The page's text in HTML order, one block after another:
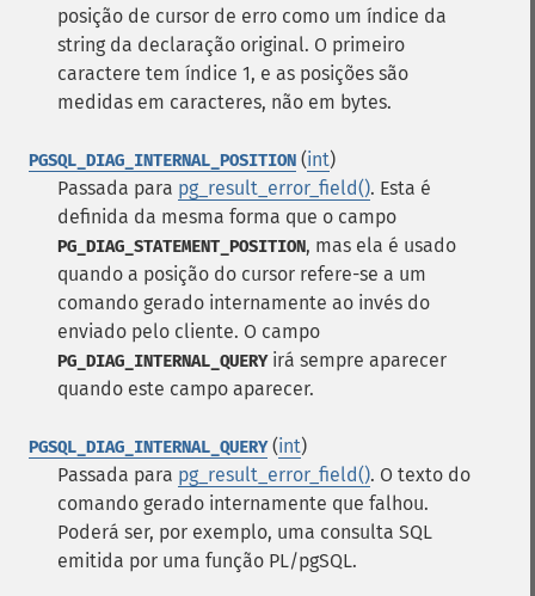
posição de cursor de erro como um índice da
string da declaração original. O primeiro
caractere tem índice 1, e as posições são
medidas em caracteres, não em bytes.
PGSQL_DIAG_INTERNAL_POSITION (int)
Passada para pg_result_error_field(). Esta é
definida da mesma forma que o campo
PG_DIAG_STATEMENT_POSITION, mas ela é usado
quando a posição do cursor refere-se a um
comando gerado internamente ao invés do
enviado pelo cliente. O campo
PG_DIAG_INTERNAL_QUERYirá sempre aparecer
quando este campo aparecer.
PGSQL_DIAG_INTERNAL_QUERY(int)
Passada para pg_result_error_field(). O texto do
comando gerado internamente que falhou.
Poderá ser, por exemplo, uma consulta SQL
emitida por uma função PL/pgSQL.